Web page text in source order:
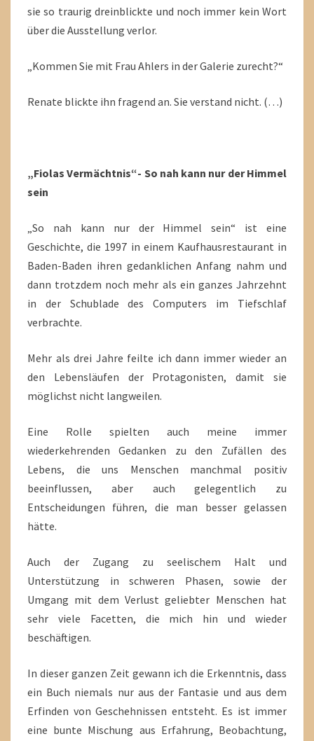
sie so traurig dreinblickte und noch immer kein Wort
über die Ausstellung verlor.
„Kommen Sie mit Frau Ahlers in der Galerie zurecht?“
Renate blickte ihn fragend an. Sie verstand nicht. (…)
„Fiolas Vermächtnis“- So nah kann nur der Himmel
sein
„So nah kann nur der Himmel sein“ ist eine
Geschichte, die 1997 in einem Kaufhausrestaurant in
Baden-Baden ihren gedanklichen Anfang nahm und
dann trotzdem noch mehr als ein ganzes Jahrzehnt
in der Schublade des Computers im Tiefschlaf
verbrachte.
Mehr als drei Jahre feilte ich dann immer wieder an
den Lebensläufen der Protagonisten, damit sie
möglichst nicht langweilen.
Eine Rolle spielten auch meine immer
wiederkehrenden Gedanken zu den Zufällen des
Lebens, die uns Menschen manchmal positiv
beeinflussen, aber auch gelegentlich zu
Entscheidungen führen, die man besser gelassen
hätte.
Auch der Zugang zu seelischem Halt und
Unterstützung in schweren Phasen, sowie der
Umgang mit dem Verlust geliebter Menschen hat
sehr viele Facetten, die mich hin und wieder
beschäftigen.
In dieser ganzen Zeit gewann ich die Erkenntnis, dass
ein Buch niemals nur aus der Fantasie und aus dem
Erfinden von Geschehnissen entsteht. Es ist immer
eine bunte Mischung aus Erfahrung, Beobachtung,